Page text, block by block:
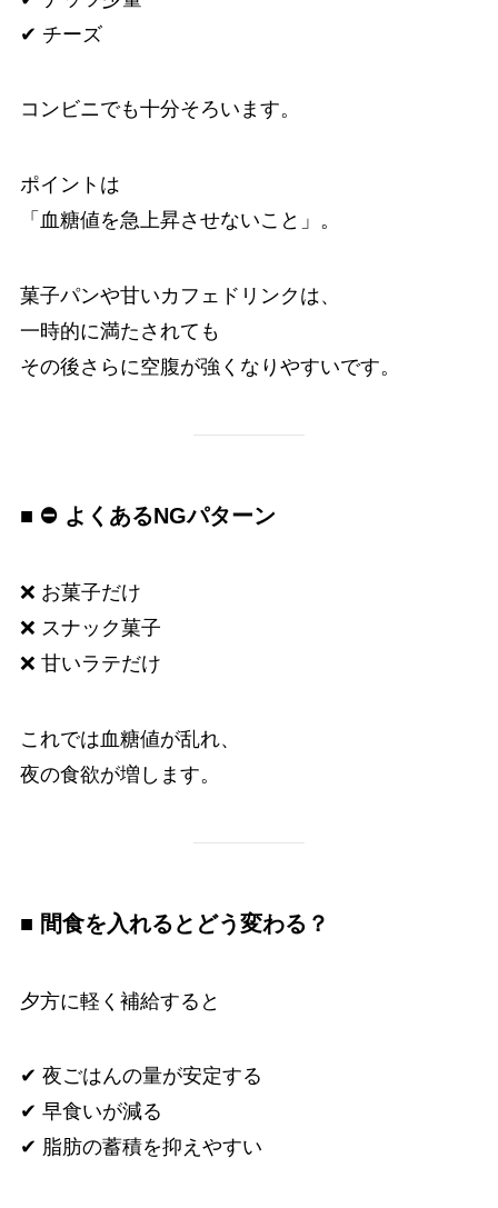
✔ チーズ
コンビニでも十分そろいます。
ポイントは
「血糖値を急上昇させないこと」。
菓子パンや甘いカフェドリンクは、
一時的に満たされても
その後さらに空腹が強くなりやすいです。
■ ⛔ よくあるNGパターン
❌ お菓子だけ
❌ スナック菓子
❌ 甘いラテだけ
これでは血糖値が乱れ、
夜の食欲が増します。
■ 間食を入れるとどう変わる？
夕方に軽く補給すると
✔ 夜ごはんの量が安定する
✔ 早食いが減る
✔ 脂肪の蓄積を抑えやすい